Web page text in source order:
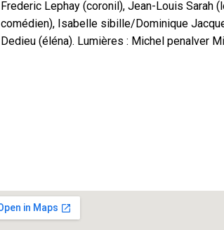
Frederic Lephay (coronil), Jean-Louis Sarah
comédien), Isabelle sibille/Dominique
Dedieu (éléna). Lumières : Michel penalver